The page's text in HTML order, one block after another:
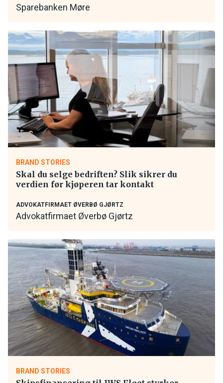
Sparebanken Møre
BRAND STORIES
Skal du selge bedriften? Slik sikrer du
verdien før kjøperen tar kontakt
ADVOKATFIRMAET ØVERBØ GJØRTZ
Advokatfirmaet Øverbø Gjørtz
BRAND STORIES